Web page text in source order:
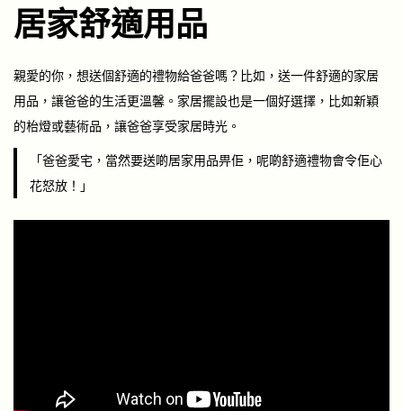
居家舒適用品
親愛的你，想送個舒適的禮物給爸爸嗎？比如，送一件舒適的家居
用品，讓爸爸的生活更溫馨。家居擺設也是一個好選擇，比如新穎
的枱燈或藝術品，讓爸爸享受家居時光。
「爸爸愛宅，當然要送啲居家用品畀佢，呢啲舒適禮物會令佢心
花怒放！」